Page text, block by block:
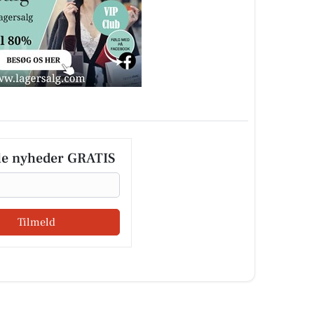
nyheder GRATIS
Tilmeld